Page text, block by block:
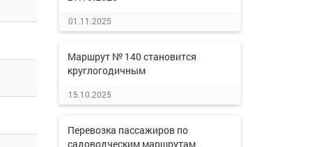
01.11.2025
Маршрут № 140 становится
круглогодичным
15.10.2025
Перевозка пассажиров по
садоводческим маршрутам